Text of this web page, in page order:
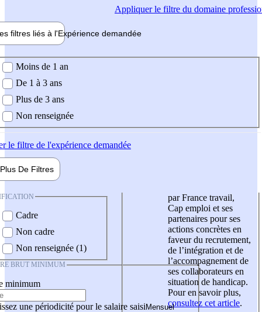
Appliquerle filtre du domaine
filtres liés à l'Expérience demandée
demandée
Moins de 1 an
De 1 à 3 ans
Plus de 3 ans
Non renseignée
le filtre de l'expérience demandée
Plus De Filtres
Cadre
Non cadre
Non renseignée (1)
BRUT MINIMUM
minimum
une périodicité pour le salaire saisi
par France travail,
Cap emploi et ses
partenaires pour ses
actions concrètes en
faveur du recrutement,
de l’intégration et de
l’accompagnement de
ses collaborateurs en
situation de handicap.
Pour en savoir plus,
consultez cet article.